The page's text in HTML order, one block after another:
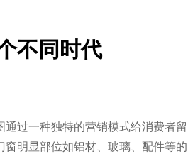
不同时代
过一种独特的营销模式给消费者留
明显部位如铝材、玻璃、配件等的